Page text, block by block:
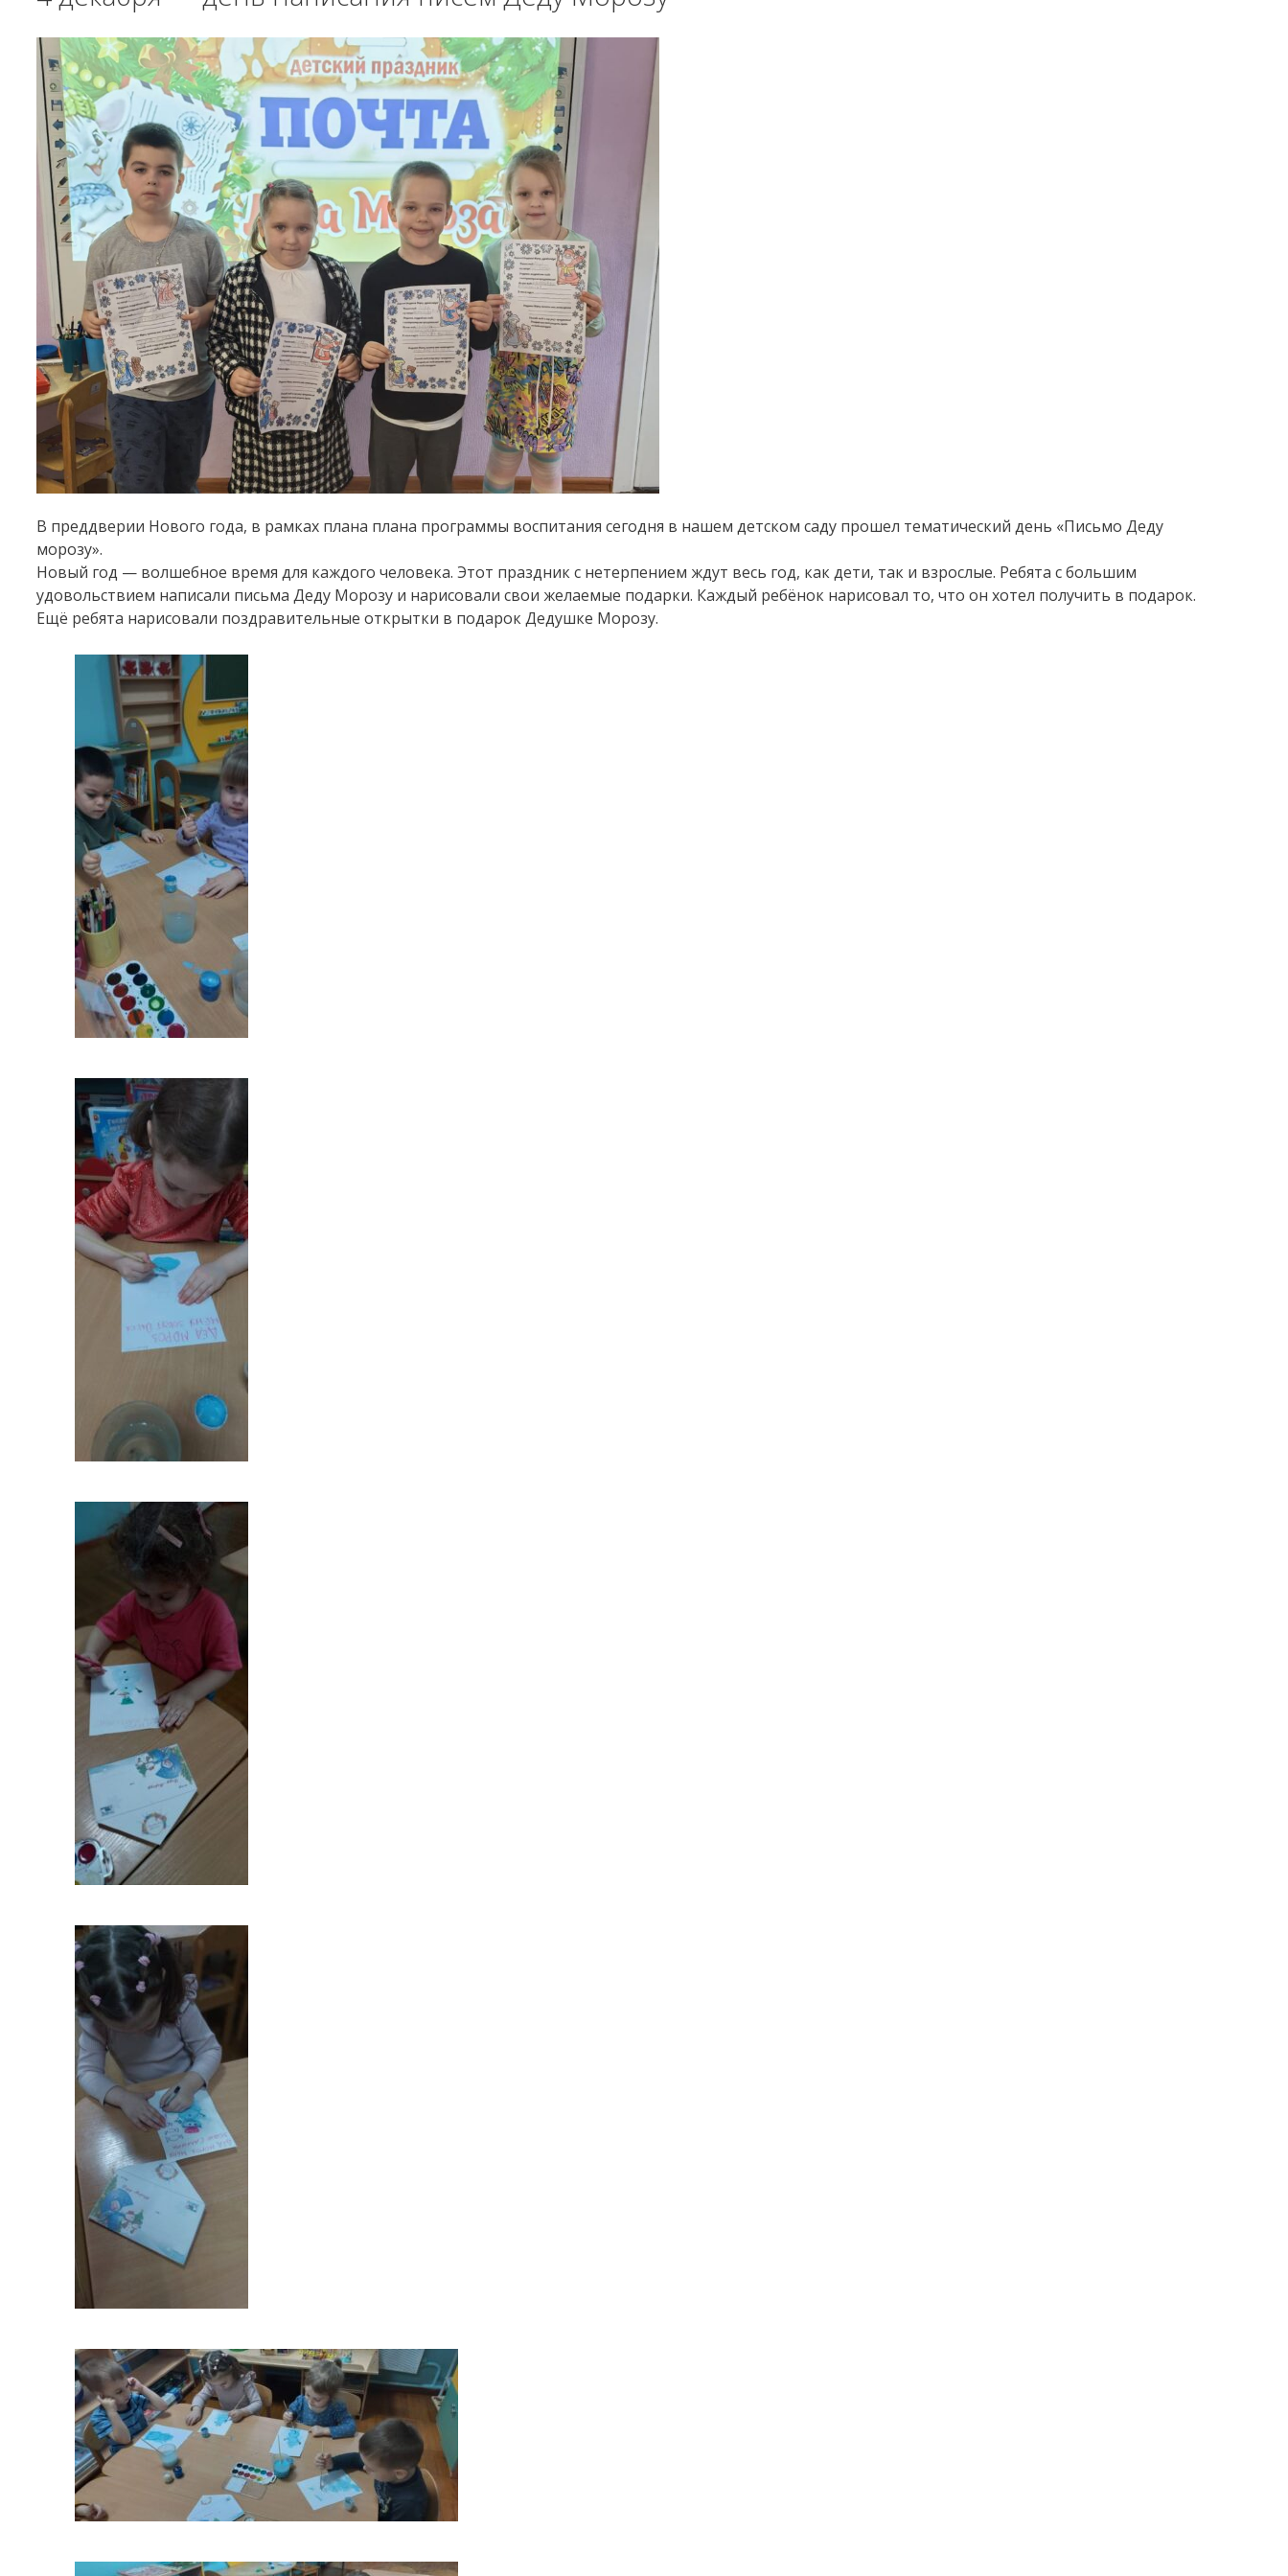
В преддверии Нового года, в рамках плана плана программы воспитания сегодня в нашем детском саду прошел тематический день «Письмо Деду
морозу».
Новый год — волшебное время для каждого человека. Этот праздник с нетерпением ждут весь год, как дети, так и взрослые. Ребята с большим
удовольствием написали письма Деду Морозу и нарисовали свои желаемые подарки. Каждый ребёнок нарисовал то, что он хотел получить в подарок.
Ещё ребята нарисовали поздравительные открытки в подарок Дедушке Морозу.